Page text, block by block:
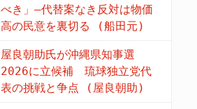
べき」―代替案なき反対は物価
高の民意を裏切る (船田元)
屋良朝助氏が沖縄県知事選
2026に立候補 琉球独立党代
表の挑戦と争点 (屋良朝助)